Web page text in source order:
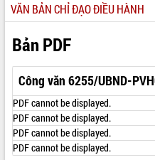
GIỚI THIỆU
LÃNH ĐẠO UBND TỈNH
TIN TỨC SỰ KIỆN
SỞ, BAN, NGÀNH
UBND CÁC XÃ, PHƯỜNG
THÔNG TIN CHỈ ĐẠO ĐIỀU HÀNH
VĂN BẢN CHỈ ĐẠO ĐIỀU HÀNH
Bản PDF
Công văn 6255/UBND-
PDF cannot be displayed.
PDF cannot be displayed.
PDF cannot be displayed.
PDF cannot be displayed.